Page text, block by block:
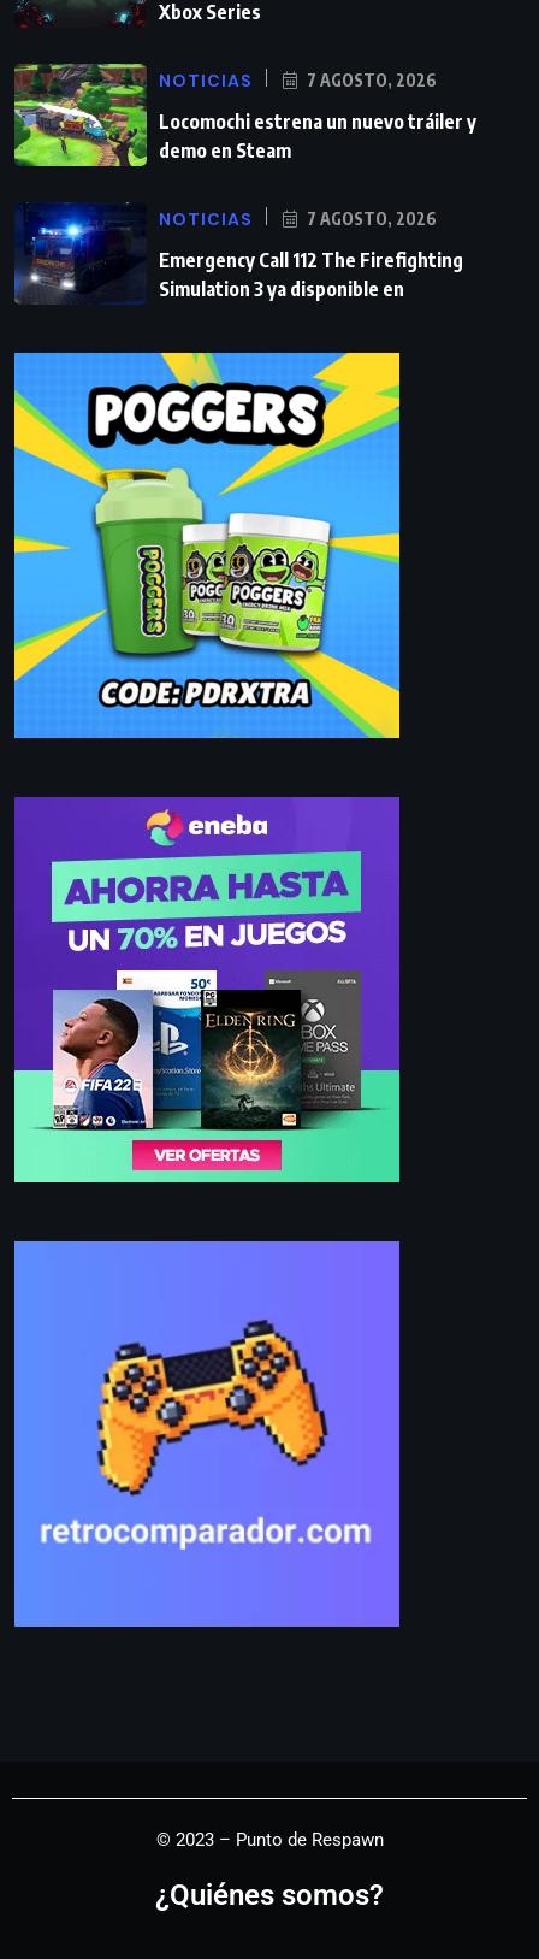
Xbox Series
NOTICIAS 7 AGOSTO, 2026
Locomochi estrena un nuevo tráiler y
demo en Steam
NOTICIAS 7 AGOSTO, 2026
Emergency Call 112 The Firefighting
Simulation 3 ya disponible en
© 2023 – Punto de Respawn
¿Quiénes somos?